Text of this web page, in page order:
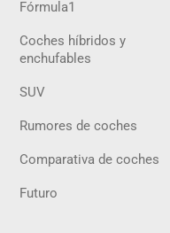
Fórmula1
Coches híbridos y
enchufables
SUV
Rumores de coches
Comparativa de coches
Futuro